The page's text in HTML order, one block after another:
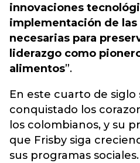
innovaciones
implementación de
necesarias para
liderazgo como
alimentos”.
En este cuarto de siglo
conquistado los
los colombianos, y su
que Frisby siga
sus programas sociales.